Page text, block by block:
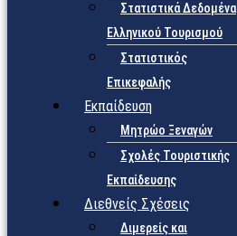
Στατιστικά Δεδομένα
Ελληνικού Τουρισμού
Στατιστικός
Επικεφαλής
Εκπαίδευση
Μητρώο Ξεναγών
Σχολές Τουριστικής
Εκπαίδευσης
Διεθνείς Σχέσεις
Διμερείς και